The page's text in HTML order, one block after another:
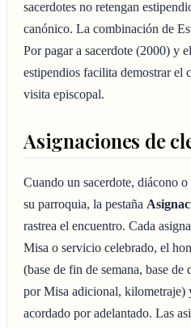
sacerdotes no retengan
canónico. La combinación de
Por pagar a sacerdote (2000) y
estipendios facilita demostrar el
visita episcopal.
Asignaciones de
Cuando un sacerdote, diácono
su parroquia, la pestaña
rastrea el encuentro. Cada
Misa o servicio celebrado, el
(base de fin de semana, base de
por Misa adicional, kilometraje)
acordado por adelantado. Las